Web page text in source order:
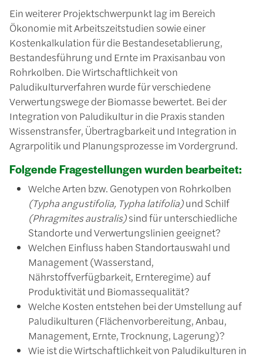
Ein weiterer Projektschwerpunkt lag im Bereich
Ökonomie mit Arbeitszeitstudien sowie einer
Kostenkalkulation für die Bestandesetablierung,
Bestandesführung und Ernte im Praxisanbau von
Rohrkolben. Die Wirtschaftlichkeit von
Paludikulturverfahren wurde für verschiedene
Verwertungswege der Biomasse bewertet. Bei der
Integration von Paludikultur in die Praxis standen
Wissenstransfer, Übertragbarkeit und Integration in
Agrarpolitik und Planungsprozesse im Vordergrund.
Folgende Fragestellungen wurden bearbeitet:
Welche Arten bzw. Genotypen von Rohrkolben
(Typha angustifolia, Typha latifolia)und Schilf
(Phragmites australis)sind für unterschiedliche
Standorte und Verwertungslinien geeignet?
Welchen Einfluss haben Standortauswahl und
Management (Wasserstand,
Nährstoffverfügbarkeit, Ernteregime) auf
Produktivität und Biomassequalität?
Welche Kosten entstehen bei der Umstellung auf
Paludikulturen (Flächenvorbereitung, Anbau,
Management, Ernte, Trocknung, Lagerung)?
Wie ist die Wirtschaftlichkeit von Paludikulturen in